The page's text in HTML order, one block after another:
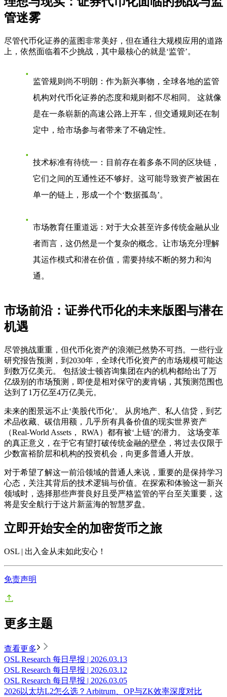
管迷雾
尽管代币化证券的蓝图非常美好，但在通往大规模应用的道路
上，依然面临着不少挑战，其中最核心的就是‘监管’。
监管规则尚不明朗 ：作为新兴事物，全球各地的监管
机构对代币化证券的态度和规则都不尽相同。 这就像
是在一条崭新的高速公路上开车，但交通规则还在制
定中，给市场参与者带来了不确定性。
技术标准有待统一 ：目前存在着多条不同的区块链，
它们之间的互通性还不够好。这可能导致资产被困在
单一的链上，形成一个个‘数据孤岛’。
市场教育任重道远 ：对于大众甚至许多传统金融从业
者而言，这仍然是一个复杂的概念。让市场充分理解
其运作模式和潜在价值，需要持续不断的努力和沟
通。
市场前沿：证券代币化的未来版图与潜在
机遇
尽管挑战重重，但代币化资产的浪潮已然势不可挡。一些行业
研究报告预测，到2030年，全球代币化资产的市场规模可能达
到数万亿美元。 包括波士顿咨询集团在内的机构都给出了万
亿级别的市场预测，即使是相对保守的麦肯锡，其预测范围也
达到了1万亿至4万亿美元。
未来的图景远不止‘美股代币化’。 从房地产、私人信贷，到艺
术品收藏、碳信用额，几乎所有具备价值的现实世界资产
（Real-World Assets， RWA）都有被‘上链’的潜力。 这场变革
的真正意义，在于它有望打破传统金融的壁垒，将过去仅限于
少数富裕阶层和机构的投资机会，向更多普通人开放。
对于希望了解这一前沿领域的普通人来说，重要的是保持学习
心态，关注其背后的技术逻辑与价值。在探索和体验这一新兴
领域时，选择那些声誉良好且受严格监管的平台至关重要，这
将是安全航行于这片新蓝海的智慧罗盘。
立即开始安全的加密货币之旅
OSL | 出入金从未如此安心 ！
免责声明
更多主题
查看更多
OSL Research 每日早报 | 2026.03.13
OSL Research 每日早报 | 2026.03.12
OSL Research 每日早报 | 2026.03.05
2026以太坊L2怎么选？Arbitrum、OP与ZK效率深度对比